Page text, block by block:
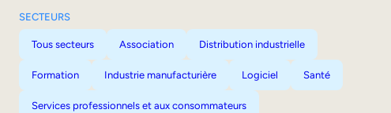
SECTEURS
Tous secteurs Association Distribution industrielle
Formation Industrie manufacturière Logiciel Santé
Services professionnels et aux consommateurs